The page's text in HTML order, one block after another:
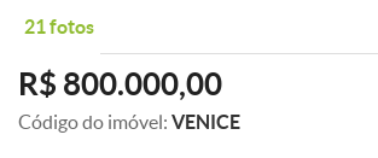
21 fotos
R$ 800.000,00
Código do imóvel: VENICE